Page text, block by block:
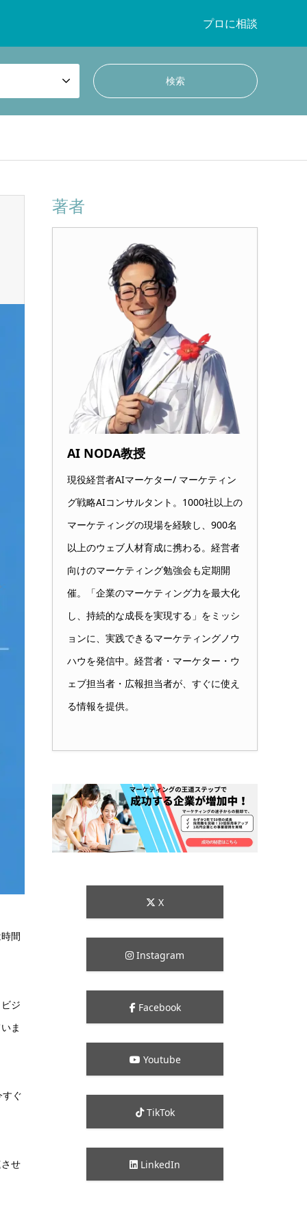
プロに相談
間
ジ
ま
ぐ
せ
著者
AI NODA教授
現役経営者AIマーケター/ マーケティン
グ戦略AIコンサルタント。1000社以上の
マーケティングの現場を経験し、900名
以上のウェブ人材育成に携わる。経営者
向けのマーケティング勉強会も定期開
催。「企業のマーケティング力を最大化
し、持続的な成長を実現する」をミッシ
ョンに、実践できるマーケティングノウ
ハウを発信中。経営者・マーケター・ウ
ェブ担当者・広報担当者が、すぐに使え
る情報を提供。
X
Instagram
Facebook
Youtube
TikTok
LinkedIn